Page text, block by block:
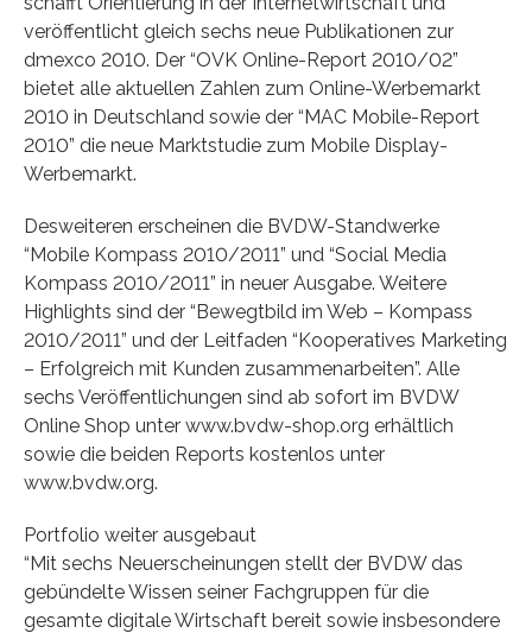
veröffentlicht gleich sechs neue Publikationen zur
dmexco 2010. Der “OVK Online-Report 2010/02”
bietet alle aktuellen Zahlen zum Online-Werbemarkt
2010 in Deutschland sowie der “MAC Mobile-Report
2010” die neue Marktstudie zum Mobile Display-
Werbemarkt.
Desweiteren erscheinen die BVDW-Standwerke
“Mobile Kompass 2010/2011” und “Social Media
Kompass 2010/2011” in neuer Ausgabe. Weitere
Highlights sind der “Bewegtbild im Web – Kompass
2010/2011” und der Leitfaden “Kooperatives Marketing
– Erfolgreich mit Kunden zusammenarbeiten”. Alle
sechs Veröffentlichungen sind ab sofort im BVDW
Online Shop unter www.bvdw-shop.org erhältlich
sowie die beiden Reports kostenlos unter
www.bvdw.org.
Portfolio weiter ausgebaut
“Mit sechs Neuerscheinungen stellt der BVDW das
gebündelte Wissen seiner Fachgruppen für die
gesamte digitale Wirtschaft bereit sowie insbesondere